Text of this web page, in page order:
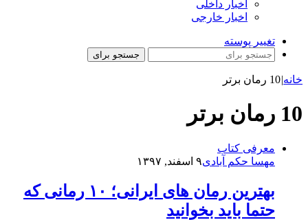
اخبار داخلی
اخبار خارجی
تغییر پوسته
جستجو برای
خانه|10 رمان برتر
10 رمان برتر
معرفی کتاب
مهسا حکم آبادی۹ اسفند, ۱۳۹۷
بهترین رمان های ایرانی؛ ۱۰ رمانی که
حتما باید بخوانید